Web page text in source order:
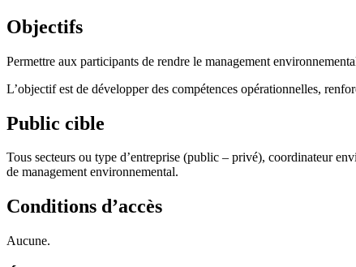
Objectifs
Permettre aux participants de rendre le management
L’objectif est de développer des compétences opérationnelles,
Public cible
Tous secteurs ou type d’entreprise (public – privé), coordinateur
de management environnemental.
Conditions d’accès
Aucune.